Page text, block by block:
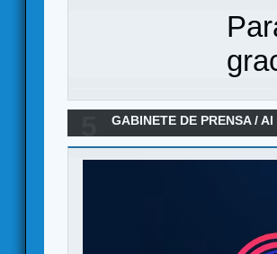
GABINETE DE PRENSA/Al
2026)